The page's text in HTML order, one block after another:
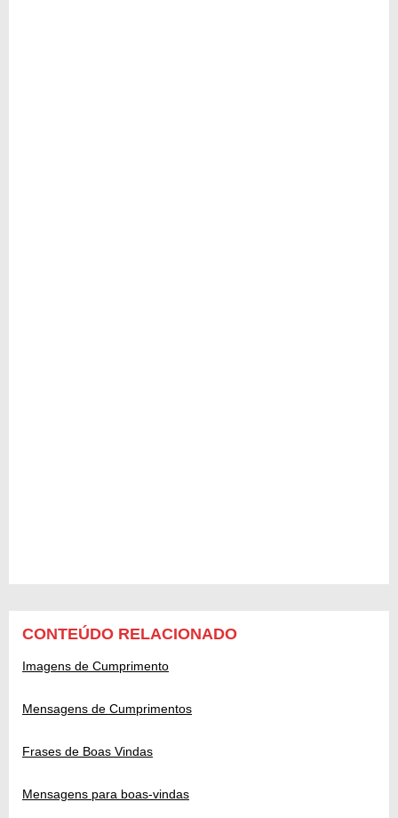
CONTEÚDO RELACIONADO
Imagens de Cumprimento
Mensagens de Cumprimentos
Frases de Boas Vindas
Mensagens para boas-vindas